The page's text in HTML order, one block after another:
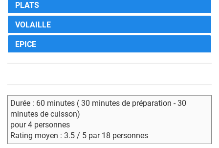
PLATS
VOLAILLE
EPICE
Durée : 60 minutes ( 30 minutes de préparation - 30
minutes de cuisson)
pour 4 personnes
Rating moyen : 3.5 / 5 par 18 personnes